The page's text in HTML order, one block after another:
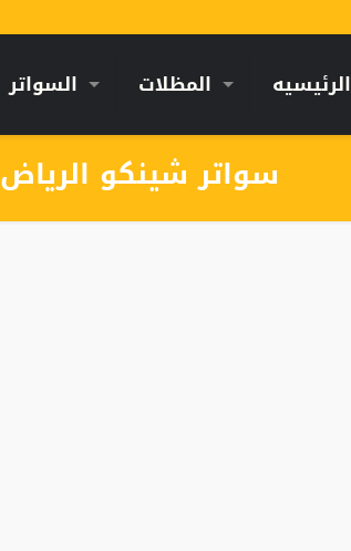
الرئيسيه المظلات السواتر
سواتر شينكو الرياض